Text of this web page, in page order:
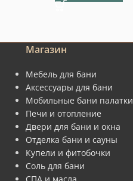
Магазин
Мебель для бани
Аксессуары для бани
Мобильные бани палатки
Печи и отопление
Двери для бани и окна
Отделка бани и сауны
Купели и фитобочки
Соль для бани